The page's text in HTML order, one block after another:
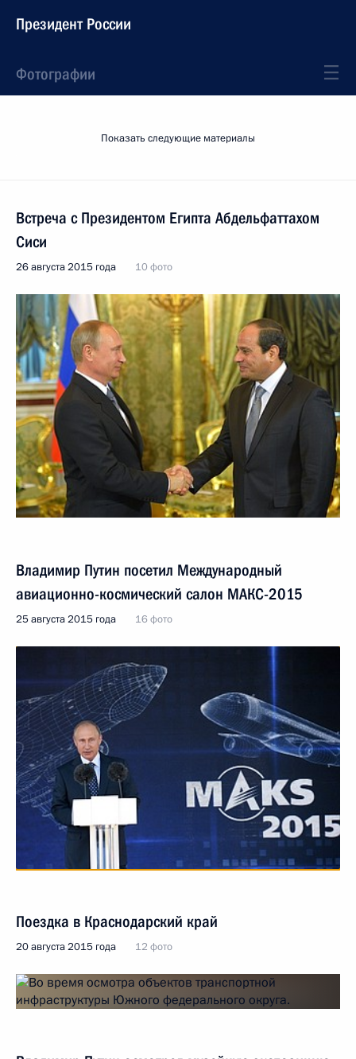
Президент России
Фотографии
Показать следующие материалы
Встреча с Президентом Египта Абдельфаттахом
Сиси
26 августа 2015 года 10 фото
Владимир Путин посетил Международный
авиационно-космический салон МАКС-2015
25 августа 2015 года 16 фото
Поездка в Краснодарский край
20 августа 2015 года 12 фото